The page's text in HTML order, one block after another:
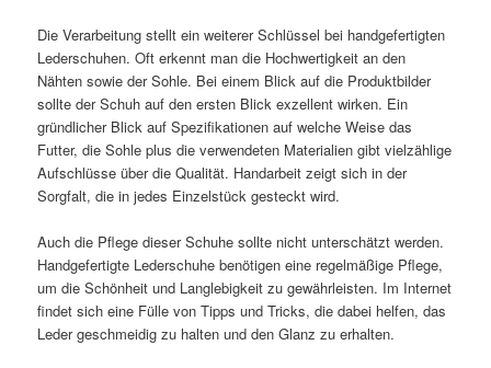
Die Verarbeitung stellt ein weiterer Schlüssel bei handgefertigten
Lederschuhen. Oft erkennt man die Hochwertigkeit an den
Nähten sowie der Sohle. Bei einem Blick auf die Produktbilder
sollte der Schuh auf den ersten Blick exzellent wirken. Ein
gründlicher Blick auf Spezifikationen auf welche Weise das
Futter, die Sohle plus die verwendeten Materialien gibt vielzählige
Aufschlüsse über die Qualität. Handarbeit zeigt sich in der
Sorgfalt, die in jedes Einzelstück gesteckt wird.
Auch die Pflege dieser Schuhe sollte nicht unterschätzt werden.
Handgefertigte Lederschuhe benötigen eine regelmäßige Pflege,
um die Schönheit und Langlebigkeit zu gewährleisten. Im Internet
findet sich eine Fülle von Tipps und Tricks, die dabei helfen, das
Leder geschmeidig zu halten und den Glanz zu erhalten.